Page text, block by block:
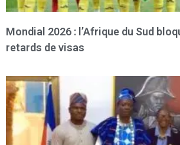
Mondial 2026 : l’Afrique du Sud
retards de visas